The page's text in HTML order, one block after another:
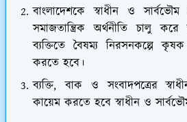
বাংলাদেশকে স্বাধীন ও
সমাজতান্ত্রিক অর্থনীতি চালু
ব্যক্তিতে বৈষম্য নিরসনকল্পে
করতে হবে।
ব্যক্তি, বাক ও সংবাদপত্রের
কায়েম করতে হবে স্বাধীন ও